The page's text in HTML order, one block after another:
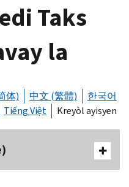
Taks
la
体) 中文 (繁體)
한국어
Tiếng Việt Kreyòl ayisyen